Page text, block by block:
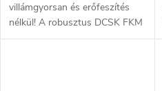
villámgyorsan és erőfeszítés
nélkül! A robusztus DCSK FKM
ágtoló a fakitermelés utáni